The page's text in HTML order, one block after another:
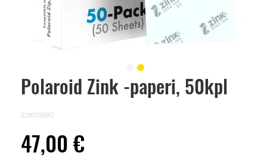
Polaroid Zink -paperi, 50kpl
229101890
47,00 €
Skip
images
gallery